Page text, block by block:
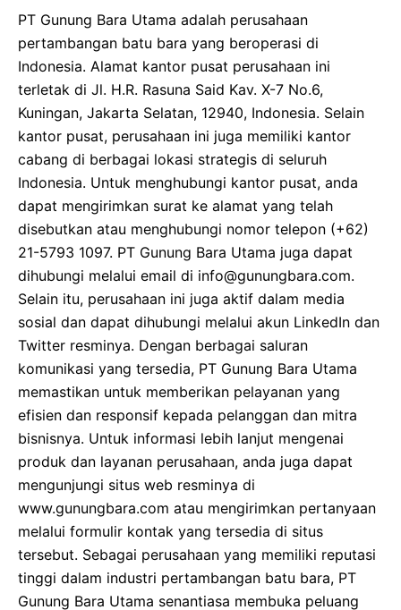
PT Gunung Bara Utama adalah perusahaan
pertambangan batu bara yang beroperasi di
Indonesia. Alamat kantor pusat perusahaan ini
terletak di Jl. H.R. Rasuna Said Kav. X-7 No.6,
Kuningan, Jakarta Selatan, 12940, Indonesia. Selain
kantor pusat, perusahaan ini juga memiliki kantor
cabang di berbagai lokasi strategis di seluruh
Indonesia. Untuk menghubungi kantor pusat, anda
dapat mengirimkan surat ke alamat yang telah
disebutkan atau menghubungi nomor telepon (+62)
21-5793 1097. PT Gunung Bara Utama juga dapat
dihubungi melalui email di info@gunungbara.com.
Selain itu, perusahaan ini juga aktif dalam media
sosial dan dapat dihubungi melalui akun LinkedIn dan
Twitter resminya. Dengan berbagai saluran
komunikasi yang tersedia, PT Gunung Bara Utama
memastikan untuk memberikan pelayanan yang
efisien dan responsif kepada pelanggan dan mitra
bisnisnya. Untuk informasi lebih lanjut mengenai
produk dan layanan perusahaan, anda juga dapat
mengunjungi situs web resminya di
www.gunungbara.com atau mengirimkan pertanyaan
melalui formulir kontak yang tersedia di situs
tersebut. Sebagai perusahaan yang memiliki reputasi
tinggi dalam industri pertambangan batu bara, PT
Gunung Bara Utama senantiasa membuka peluang